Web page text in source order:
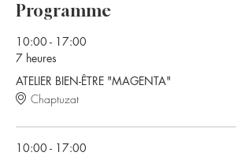
Programme
10:00 - 17:00
7 heures
ATELIER BIEN-ÊTRE "MAGENTA"
Chaptuzat
10:00 - 17:00